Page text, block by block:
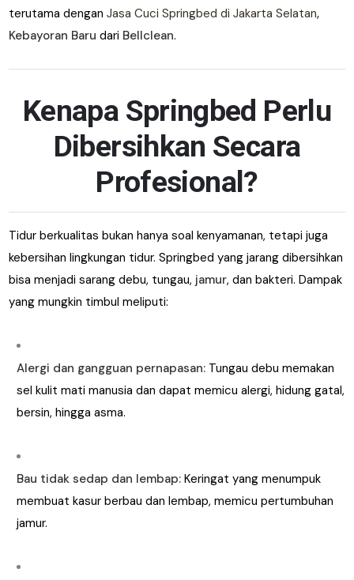
terutama denganJasa Cuci Springbed di Jakarta Selatan,
Kebayoran Baru dari Bellclean.
Kenapa Springbed Perlu
Dibersihkan Secara
Profesional?
Tidur berkualitas bukan hanya soal kenyamanan, tetapi juga
kebersihan lingkungan tidur. Springbed yang jarang dibersihkan
bisa menjadi sarang debu, tungau, jamur, dan bakteri. Dampak
yang mungkin timbul meliputi:
Alergi dan gangguan pernapasan: Tungau debu memakan
sel kulit mati manusia dan dapat memicu alergi, hidung gatal,
bersin, hingga asma.
Bau tidak sedap dan lembap: Keringat yang menumpuk
membuat kasur berbau dan lembap, memicu pertumbuhan
jamur.